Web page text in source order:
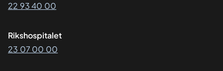
22 93 40 00
Rikshospitalet
23 07 00 00